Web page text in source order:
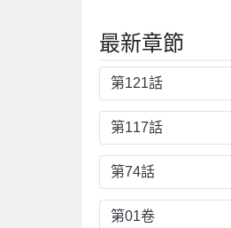
最新章節
第121話
第117話
第74話
第01卷